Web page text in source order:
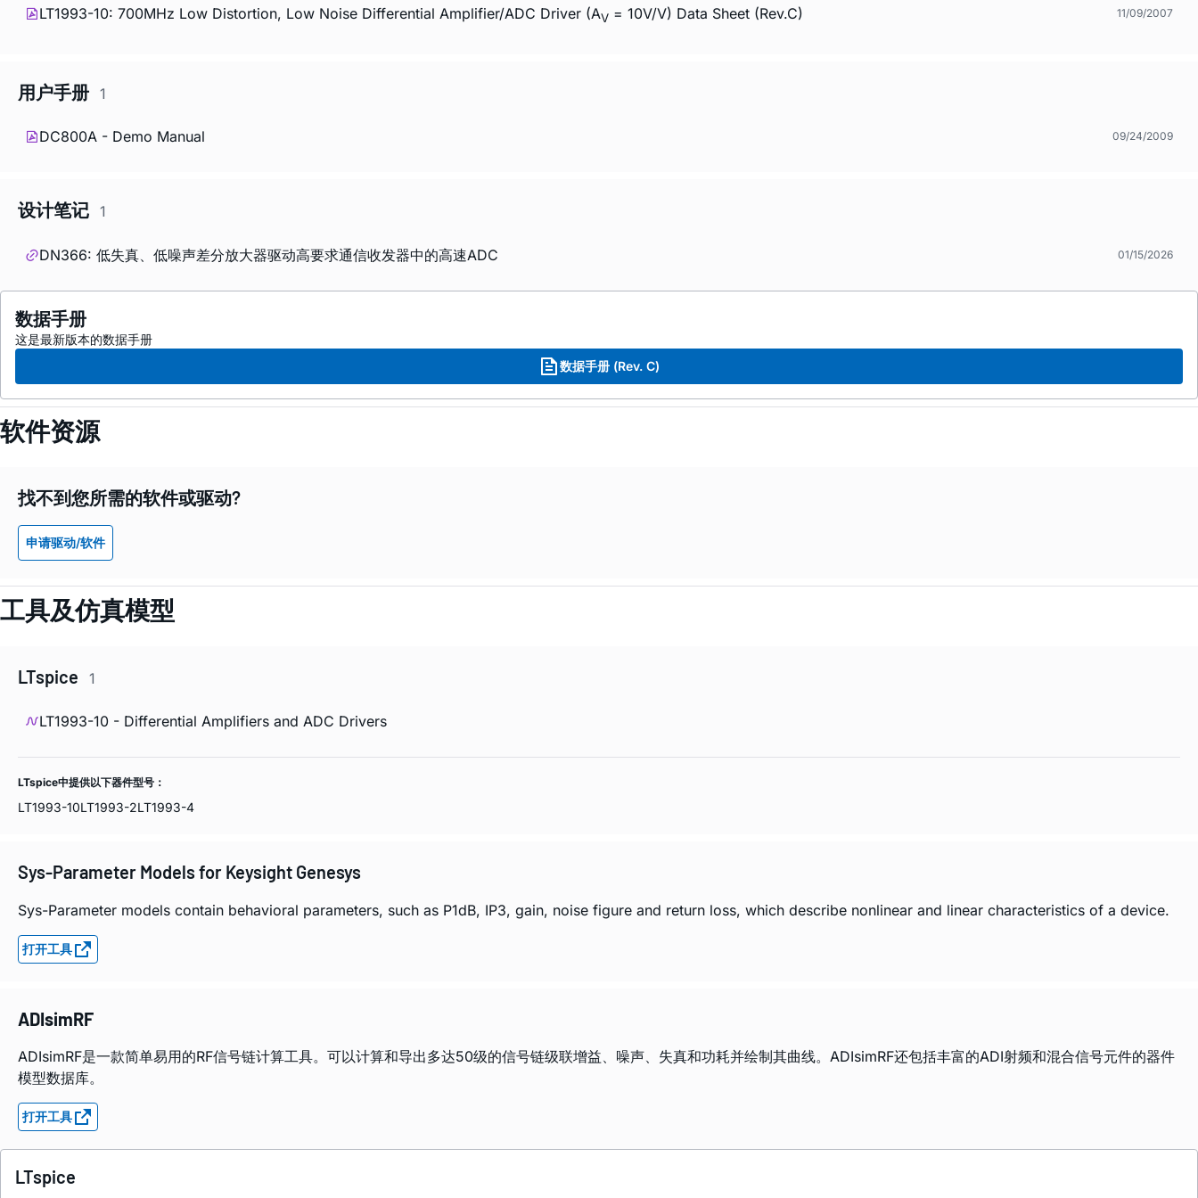
LT1993-10: 700MHz Low Distortion, Low Noise Differential Amplifier/ADC Driver (AV = 10V/V) Data Sheet (Rev.C) 11/09/2007
用户手册 1
DC800A - Demo Manual 09/24/2009
设计笔记 1
DN366: 低失真、低噪声差分放大器驱动高要求通信收发器中的高速ADC 01/15/2026
数据手册
这是最新版本的数据手册
数据手册 (Rev. C)
软件资源
找不到您所需的软件或驱动?
申请驱动/软件
工具及仿真模型
LTspice 1
LT1993-10 - Differential Amplifiers and ADC Drivers
LTspice中提供以下器件型号：
LT1993-10LT1993-2LT1993-4
Sys-Parameter Models for Keysight Genesys
Sys-Parameter models contain behavioral parameters, such as P1dB, IP3, gain, noise figure and return loss, which describe nonlinear and linear characteristics of a device.
打开工具
ADIsimRF
ADIsimRF是一款简单易用的RF信号链计算工具。可以计算和导出多达50级的信号链级联增益、噪声、失真和功耗并绘制其曲线。ADIsimRF还包括丰富的ADI射频和混合信号元件的器件
模型数据库。
打开工具
LTspice